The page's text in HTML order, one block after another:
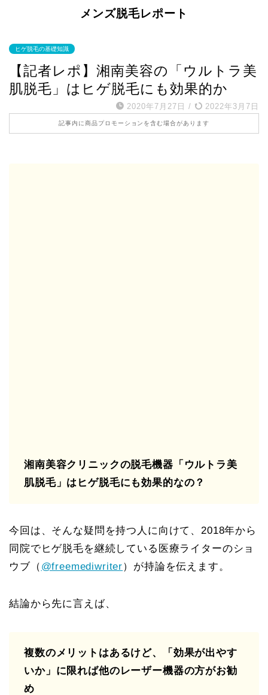
メンズ脱毛レポート
ヒゲ脱毛の基礎知識
【記者レポ】湘南美容の「ウルトラ美
肌脱毛」はヒゲ脱毛にも効果的か
2020年7月27日 / 2022年3月7日
記事内に商品プロモーションを含む場合があります
湘南美容クリニックの脱毛機器「ウルトラ美
肌脱毛」はヒゲ脱毛にも効果的なの？
今回は、そんな疑問を持つ人に向けて、2018年から
同院でヒゲ脱毛を継続している医療ライターのショ
ウブ（ @freemediwriter）が持論を伝えます。
結論から先に言えば、
複数のメリットはあるけど、「効果が出やす
いか」に限れば他のレーザー機器の方がお勧
め